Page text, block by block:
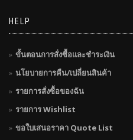
HELP
ขั้นตอนการสั่งซื้อและชำระเงิน
นโยบายการคืน/เปลี่ยนสินค้า
รายการสั่งซื้อของฉัน
รายการ Wishlist
ขอใบเสนอราคา Quote List